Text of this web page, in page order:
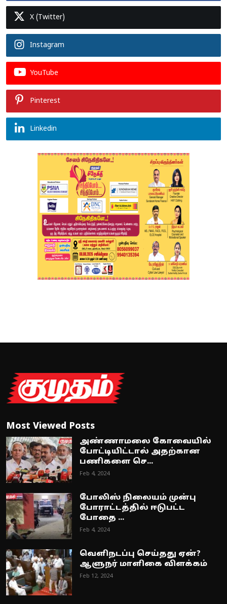
X (Twitter)
Instagram
YouTube
Pinterest
Linkedin
Most Viewed Posts
அண்ணாமலை கோவையில்
போட்டியிட்டால் அதற்கான
பணிகளை செ...
Feb 4, 2024
போலிஸ் நிலையம் முன்பு
போராட்டத்தில் ஈடுபட்ட
போதை ...
Feb 4, 2024
வெளிநடப்பு செய்தது ஏன்?
ஆளுநர் மாளிகை விளக்கம்
Feb 12, 2024